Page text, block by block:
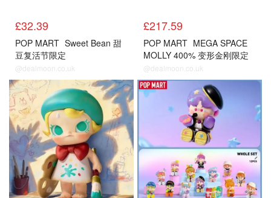
£32.39
POP MART Sweet Bean 甜
豆复活节限定
@dealmoon.co.uk
£217.59
POP MART MEGA SPACE
MOLLY 400% 变形金刚限定
@dealmoon.co.uk